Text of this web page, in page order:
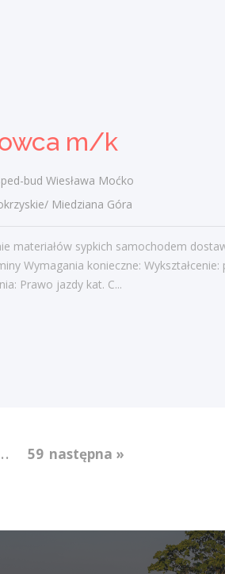
województwie
Kategorie
Struktura
m/k
bud Wiesława Moćko
Miedziana Góra
materiałów sypkich samochodem
Wymagania konieczne:
Prawo jazdy kat. C...
59 następna »